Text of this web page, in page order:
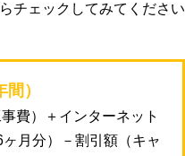
チェックしてみてください
）
費）＋インターネット
月分）－割引額（キャ